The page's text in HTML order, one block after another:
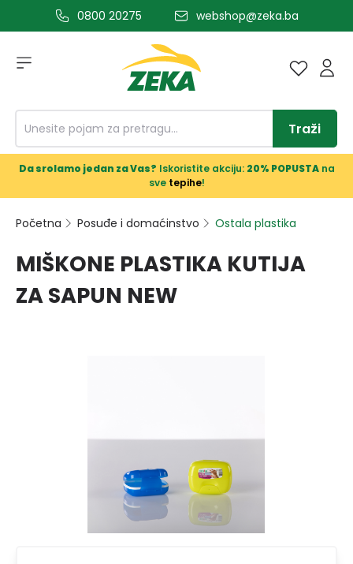
glavni sadržaj0800 20275 webshop@zeka.ba
Traži
Da srolamo jedan za Vas? Iskoristite akciju: 20% POPUSTAna
sve tepihe!
Početna Posuđe i domaćinstvo Ostala plastika
MIŠKONE PLASTIKA KUTIJA
ZA SAPUN NEW